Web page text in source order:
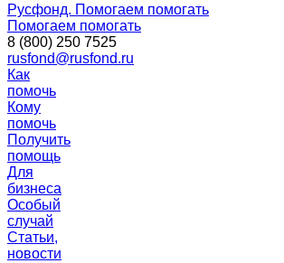
Русфонд. Помогаем помогать
Помогаем помогать
8 (800) 250 7525
rusfond@rusfond.ru
Как
помочь
Кому
помочь
Получить
помощь
Для
бизнеса
Особый
случай
Статьи,
новости